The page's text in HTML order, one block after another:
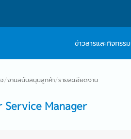
ข่าวสารและกิจกรรม
/งานสนับสนุนลูกค้า/รายละเอียดงาน
Service Manager